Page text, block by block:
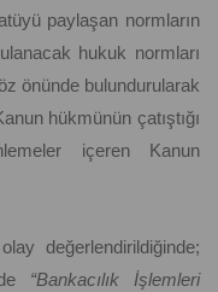
paylaşan normların
hukuk normları
önünde bulundurularak
hükmünün çatıştığı
içeren Kanun
değerlendirildiğinde;
“Bankacılık İşlemleri